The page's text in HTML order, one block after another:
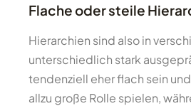
Flache oder steile
Hierarchien sind also in
unterschiedlich stark
tendenziell eher flach sein
allzu große Rolle spielen,